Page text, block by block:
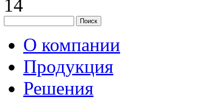
14
О компании
Продукция
Решения